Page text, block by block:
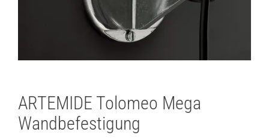
ARTEMIDE Tolomeo Mega
Wandbefestigung